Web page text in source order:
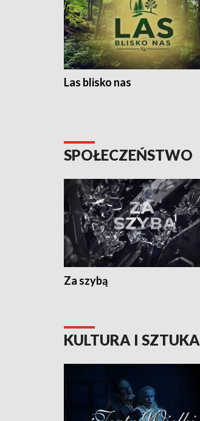
Las blisko nas
SPOŁECZEŃSTWO
Za szybą
KULTURA I SZTUKA